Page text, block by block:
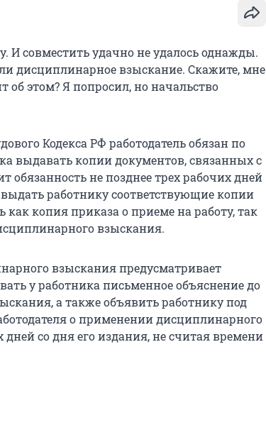
И совместить удачно не удалось однажды.
дисциплинарное взыскание. Скажите, мне
этом? Я попросил, но начальство
Кодекса РФ работодатель обязан по
выдавать копии документов, связанных с
обязанность не позднее трех рабочих дней
работнику соответствующие копии
копия приказа о приеме на работу, так
взыскания.
взыскания предусматривает
у работника письменное объяснение до
а также объявить работнику под
о применении дисциплинарного
со дня его издания, не считая времени